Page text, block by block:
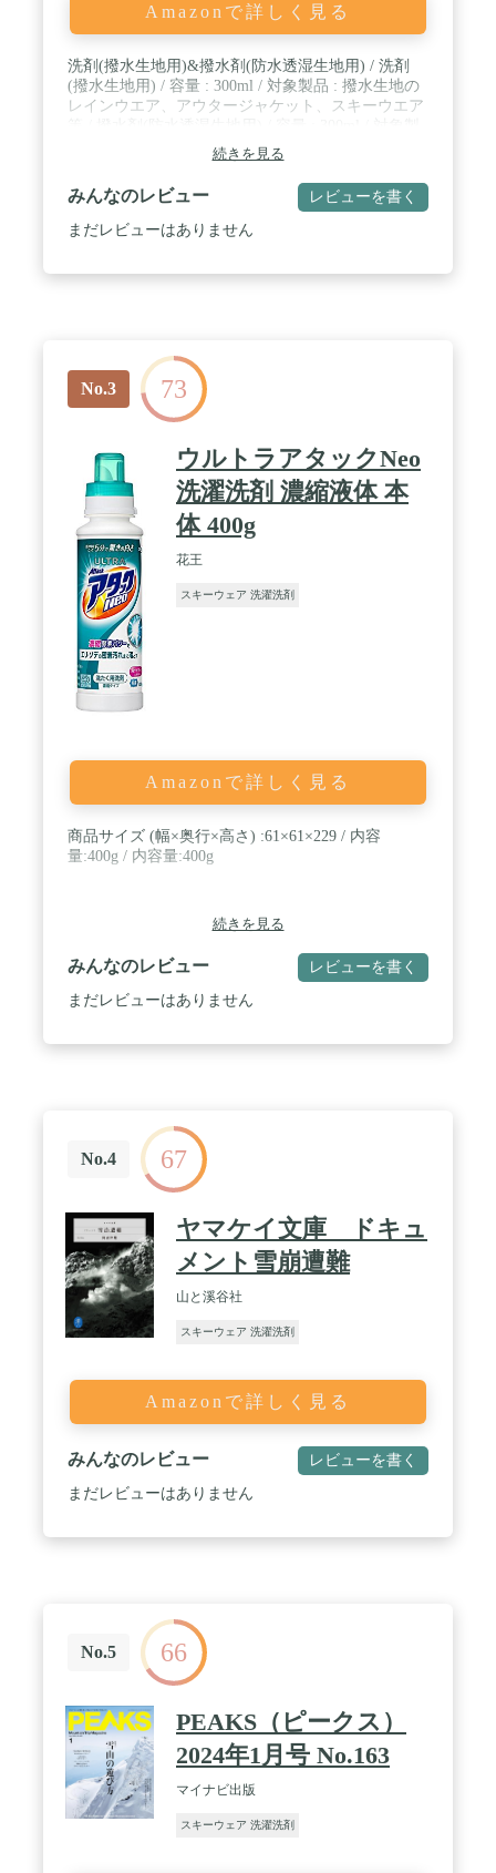
Amazonで詳しく見る
洗剤(撥水生地用)&撥水剤(防水透湿生地用) / 洗剤
(撥水生地用) / 容量 : 300ml / 対象製品 : 撥水生地の
レインウエア、アウタージャケット、スキーウエア
品 : 防水透湿生地のレインウエア、アウタージャケ
続きを見る
みんなのレビュー レビューを書く
まだレビューはありません
No.3 73
ウルトラアタックNeo
洗濯洗剤 濃縮液体 本
体 400g
花王
スキーウェア 洗濯洗剤
Amazonで詳しく見る
商品サイズ (幅×奥行×高さ) :61×61×229 / 内容
量:400g / 内容量:400g
続きを見る
みんなのレビュー レビューを書く
まだレビューはありません
No.4 67
ヤマケイ文庫 ドキュ
メント雪崩遭難
山と溪谷社
スキーウェア 洗濯洗剤
Amazonで詳しく見る
みんなのレビュー レビューを書く
まだレビューはありません
No.5 66
PEAKS（ピークス）
2024年1月号 No.163
マイナビ出版
スキーウェア 洗濯洗剤